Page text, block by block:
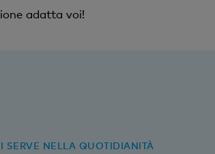
adatta voi!
SERVE NELLA QUOTIDIANITÀ